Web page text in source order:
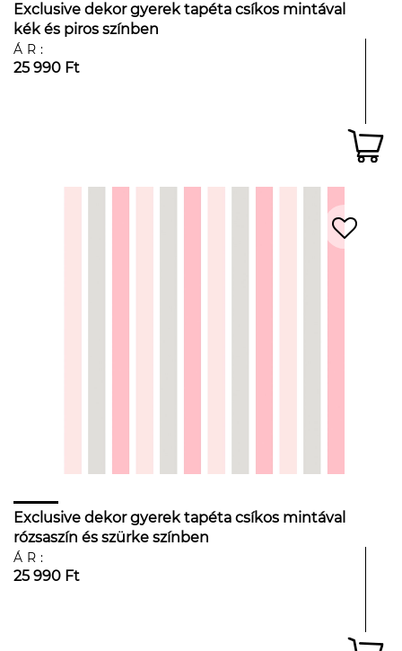
Exclusive dekor gyerek tapéta csíkos mintával
kék és piros színben
ÁR:
25 990 Ft
Exclusive dekor gyerek tapéta csíkos mintával
rózsaszín és szürke színben
ÁR:
25 990 Ft